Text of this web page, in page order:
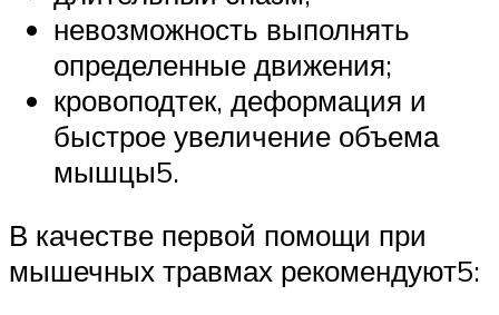
невозможность выполнять
определенные движения;
кровоподтек, деформация и
быстрое увеличение объема
мышцы5.
В качестве первой помощи при
мышечных травмах рекомендуют5: